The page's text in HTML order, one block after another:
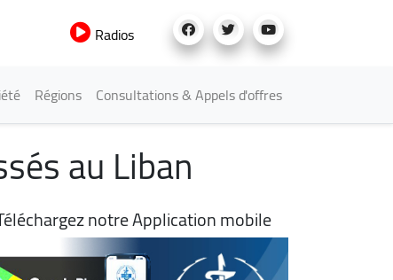
Radios
Régions Consultations & Appels d'offres
au Liban
notre Application mobile